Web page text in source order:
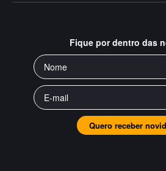
Fique por dentro das
Quero receber